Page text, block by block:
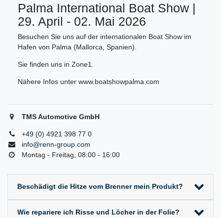
Palma International Boat Show |
29. April - 02. Mai 2026
Besuchen Sie uns auf der internationalen Boat Show im
Hafen von Palma (Mallorca, Spanien).
Sie finden uns in Zone1.
Nähere Infos unter www.boatshowpalma.com
TMS Automotive GmbH
+49 (0) 4921 398 77 0
info@renn-group.com
Montag - Freitag, 08:00 - 16:00
Beschädigt die Hitze vom Brenner mein Produkt?
Wie repariere ich Risse und Löcher in der Folie?